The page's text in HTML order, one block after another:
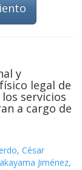
y
legal de
servicios
a cargo de
César
Jiménez,